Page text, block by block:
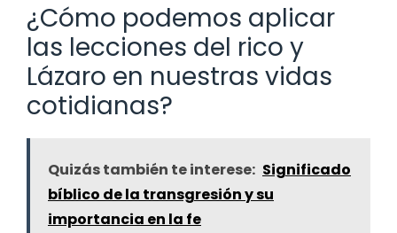
¿Cómo podemos aplicar
las lecciones del rico y
Lázaro en nuestras vidas
cotidianas?
Quizás también te interese: Significado
bíblico de la transgresión y su
importancia en la fe